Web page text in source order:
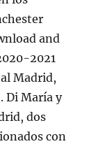
and
2021
Madrid,
Di María y
dos
con